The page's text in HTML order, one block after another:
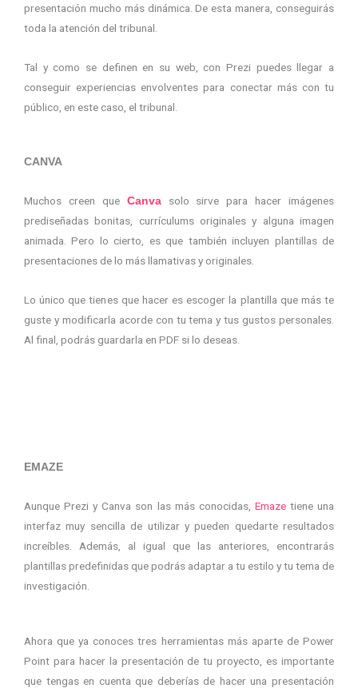
presentación mucho más dinámica. De esta manera, conseguirás
toda la atención del tribunal.
Tal y como se definen en su web, con Prezi puedes llegar a
conseguir experiencias envolventes para conectar más con tu
público, en este caso, el tribunal.
CANVA
Muchos creen que Canvasolo sirve para hacer imágenes
prediseñadas bonitas, currículums originales y alguna imagen
animada. Pero lo cierto, es que también incluyen plantillas de
presentaciones de lo más llamativas y originales.
Lo único que tienes que hacer es escoger la plantilla que más te
guste y modificarla acorde con tu tema y tus gustos personales.
Al final, podrás guardarla en PDF si lo deseas.
EMAZE
Aunque Prezi y Canva son las más conocidas, Emazetiene una
interfaz muy sencilla de utilizar y pueden quedarte resultados
increíbles. Además, al igual que las anteriores, encontrarás
plantillas predefinidas que podrás adaptar a tu estilo y tu tema de
investigación.
Ahora que ya conoces tres herramientas más aparte de Power
Point para hacer la presentación de tu proyecto, es importante
que tengas en cuenta que deberías de hacer una presentación